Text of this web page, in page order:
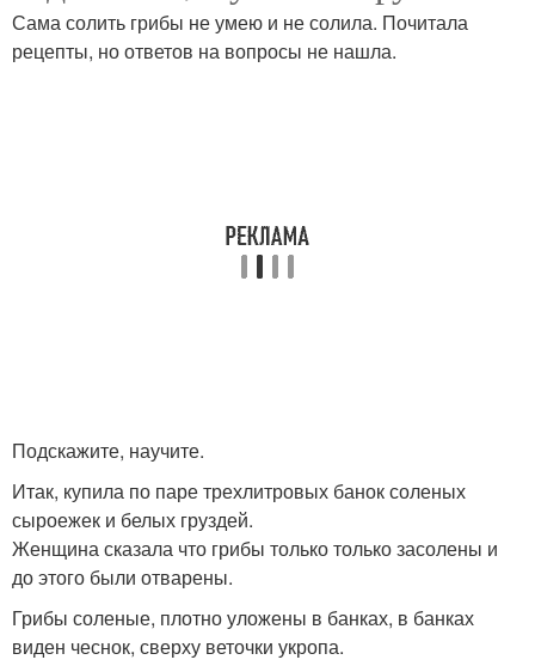
Сама солить грибы не умею и не солила. Почитала
рецепты, но ответов на вопросы не нашла.
Подскажите, научите.
Итак, купила по паре трехлитровых банок соленых
сыроежек и белых груздей.
Женщина сказала что грибы только только засолены и
до этого были отварены.
Грибы соленые, плотно уложены в банках, в банках
виден чеснок, сверху веточки укропа.